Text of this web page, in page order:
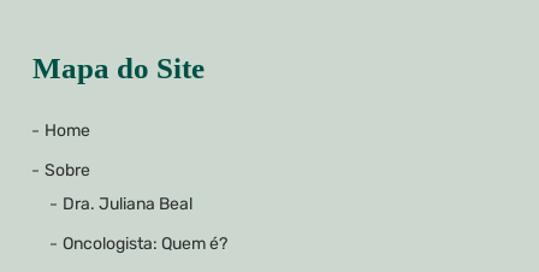
Mapa do Site
Home
Sobre
Dra. Juliana Beal
Oncologista: Quem é?